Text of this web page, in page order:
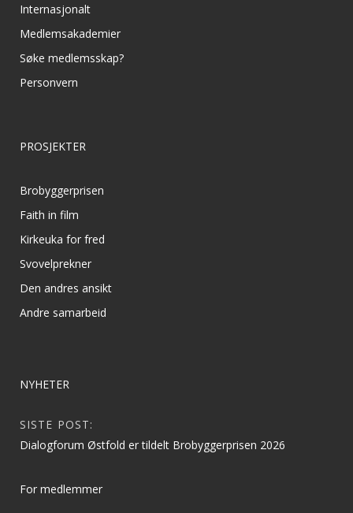
Internasjonalt
Medlemsakademier
Søke medlemsskap?
Personvern
PROSJEKTER
Brobyggerprisen
Faith in film
Kirkeuka for fred
Svovelprekner
Den andres ansikt
Andre samarbeid
NYHETER
SISTE POST:
Dialogforum Østfold er tildelt Brobyggerprisen 2026
For medlemmer